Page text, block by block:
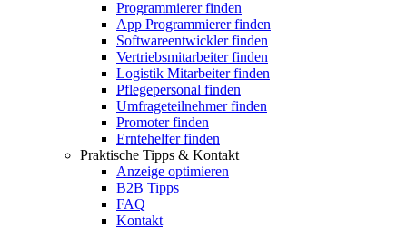
Programmierer finden
App Programmierer finden
Softwareentwickler finden
Vertriebsmitarbeiter finden
Logistik Mitarbeiter finden
Pflegepersonal finden
Umfrageteilnehmer finden
Promoter finden
Erntehelfer finden
Praktische Tipps & Kontakt
Anzeige optimieren
B2B Tipps
FAQ
Kontakt